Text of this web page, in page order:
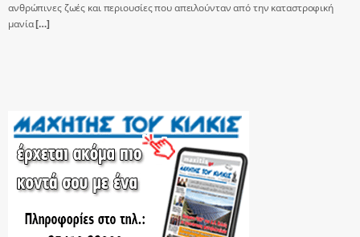
ανθρώπινες ζωές και περιουσίες που απειλούνταν από την καταστροφική
μανία[…]